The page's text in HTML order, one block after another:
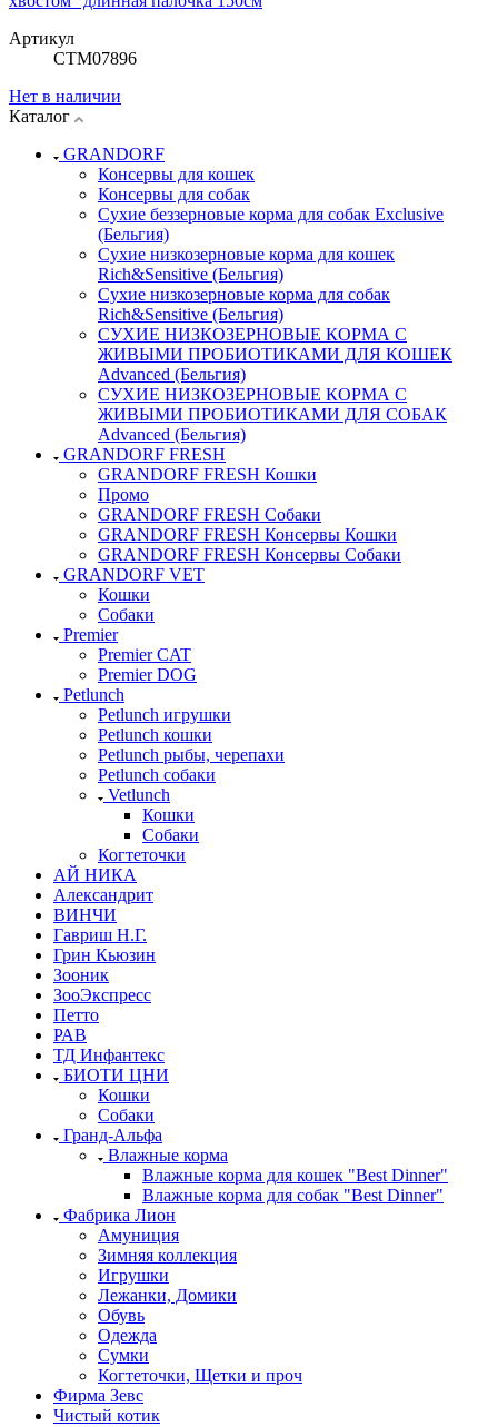
Артикул
СТМ07896
Нет в наличии
Каталог
GRANDORF
Консервы для кошек
Консервы для собак
Сухие беззерновые корма для собак Exclusive
(Бельгия)
Сухие низкозерновые корма для кошек
Rich&Sensitive (Бельгия)
Сухие низкозерновые корма для собак
Rich&Sensitive (Бельгия)
СУХИЕ НИЗКОЗЕРНОВЫЕ КОРМА С
ЖИВЫМИ ПРОБИОТИКАМИ ДЛЯ КОШЕК
Advanced (Бельгия)
СУХИЕ НИЗКОЗЕРНОВЫЕ КОРМА С
ЖИВЫМИ ПРОБИОТИКАМИ ДЛЯ СОБАК
Advanced (Бельгия)
GRANDORF FRESH
GRANDORF FRESH Кошки
Промо
GRANDORF FRESH Собаки
GRANDORF FRESH Консервы Кошки
GRANDORF FRESH Консервы Собаки
GRANDORF VET
Кошки
Собаки
Premier
Premier CAT
Premier DOG
Petlunch
Petlunch игрушки
Petlunch кошки
Petlunch рыбы, черепахи
Petlunch собаки
Vetlunch
Кошки
Собаки
Когтеточки
АЙ НИКА
Александрит
ВИНЧИ
Гавриш Н.Г.
Грин Кьюзин
Зооник
ЗооЭкспресс
Петто
РАВ
ТД Инфантекс
БИОТИ ЦНИ
Кошки
Собаки
Гранд-Альфа
Влажные корма
Влажные корма для кошек "Best Dinner"
Влажные корма для собак "Best Dinner"
Фабрика Лион
Амуниция
Зимняя коллекция
Игрушки
Лежанки, Домики
Обувь
Одежда
Сумки
Когтеточки, Щетки и проч
Фирма Зевс
Чистый котик